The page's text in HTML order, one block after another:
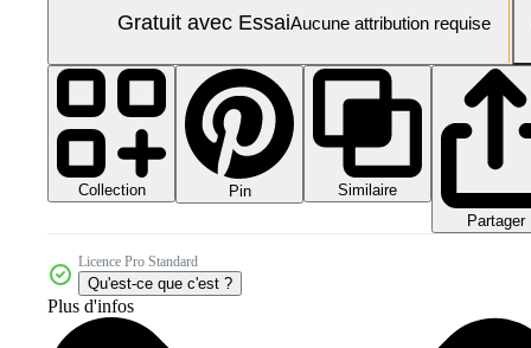
Gratuit avec EssaiAucune attribution requise
Collection Pin
Similaire
Partager
Licence Pro Standard
Qu'est-ce que c'est ?
Plus d'infos